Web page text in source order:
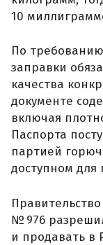
10
По
заправки
качества
документе
включая
Паспорта
партией
доступном для
№ 976
и продавать в